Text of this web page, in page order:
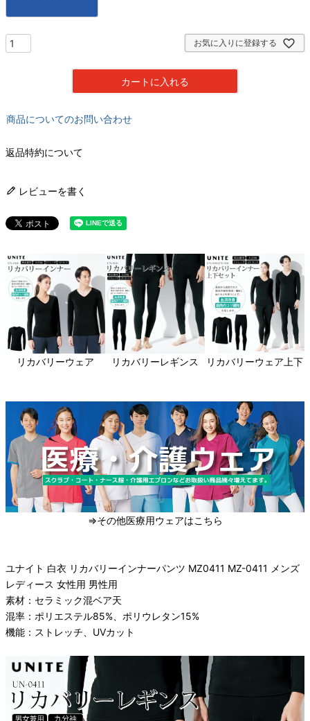
お気に入りに登録する
カートに入れる
商品についてのお問い合わせ
返品特約について
レビューを書く
リカバリーウェア リカバリーレギンス リカバリーウェア上下
⇒その他医療用ウェアはこちら
ユナイト 白衣 リカバリーインナーパンツ MZ0411 MZ-0411 メンズ
レディース 女性用 男性用
素材：セラミック混ベア天
混率：ポリエステル85%、ポリウレタン15%
機能：ストレッチ、UVカット